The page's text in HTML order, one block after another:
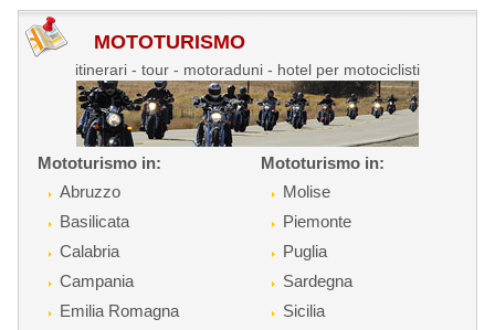
MOTOTURISMO
itinerari - tour - motoraduni - hotel per motociclisti
Mototurismo in:
Abruzzo
Basilicata
Calabria
Campania
Emilia Romagna
Mototurismo in:
Molise
Piemonte
Puglia
Sardegna
Sicilia